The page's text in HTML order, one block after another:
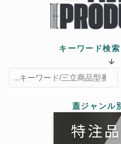
キーワード検
検索
蓋ジャンル